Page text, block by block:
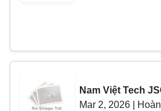
Nam Việt Tech
Mar 2, 2026